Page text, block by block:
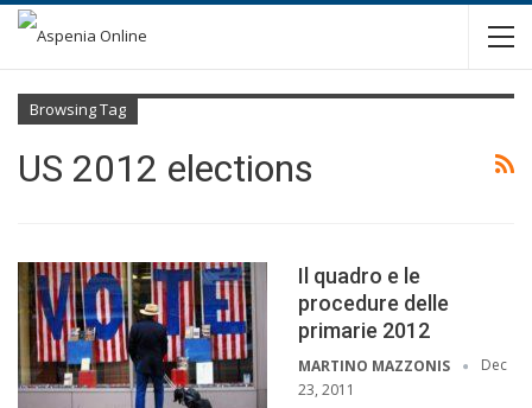
Browsing Tag
US 2012 elections
Il quadro e le
procedure delle
primarie 2012
MARTINO MAZZONIS
Dec
23, 2011